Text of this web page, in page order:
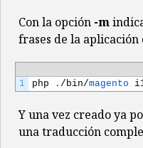
21
22
24
25
26
"autoload":
{
"files" :
]
}
}
Con la opción -m
frases de la aplicación
1 php . / bin/magento
Y una vez creado ya
una traducción